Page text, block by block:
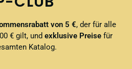
von 5 €, der für alle
€ gilt, und exklusive Preisefür
Katalog.